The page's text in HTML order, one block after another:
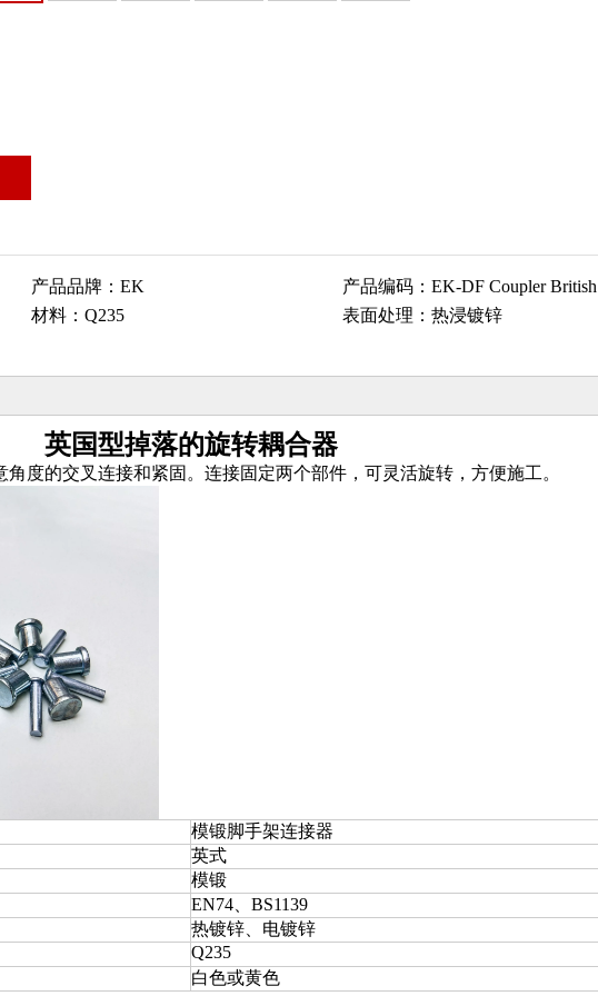
产品品牌： EK 产品编码： EK-DF Coupler British
材料： Q235 表面处理： 热浸镀锌
英国型掉落的旋转耦合器
角度的交叉连接和紧固。连接固定两个部件，可灵活旋转，方便施工。
模锻脚手架连接器
英式
模锻
EN74、BS1139
热镀锌、电镀锌
Q235
白色或黄色